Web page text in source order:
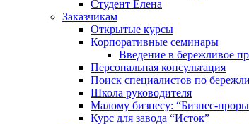
Студент Елена
Заказчикам
Открытые курсы
Корпоративные семинары
Введение в бережливое
Персональная консультация
Поиск специалистов по
Школа руководителя
Малому бизнесу: “Бизнес-
Курс для завода “Исток”